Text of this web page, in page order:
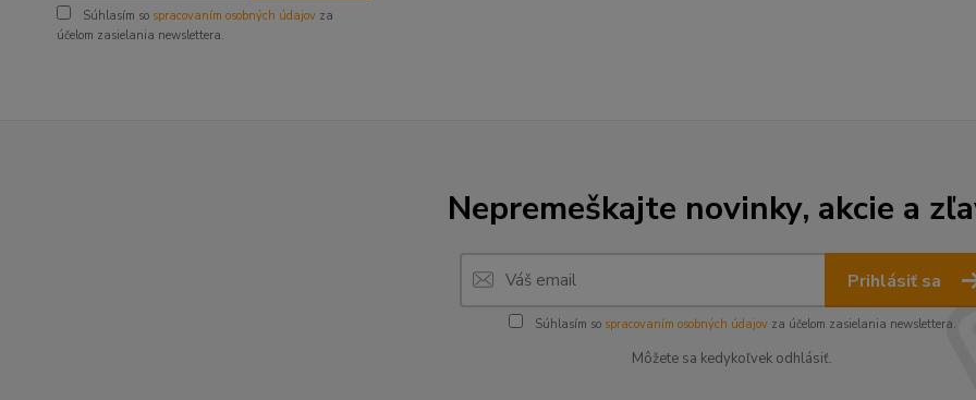
Súhlasím so spracovaním osobných údajov za
účelom zasielania newslettera.
Nepremeškajte novinky, akcie a
Prihlásiť sa
Súhlasím so spracovaním osobných údajovza účelom zasielania newslettera.
Môžete sa kedykoľvek odhlásiť.